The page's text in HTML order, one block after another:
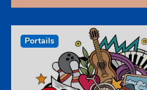
Portails